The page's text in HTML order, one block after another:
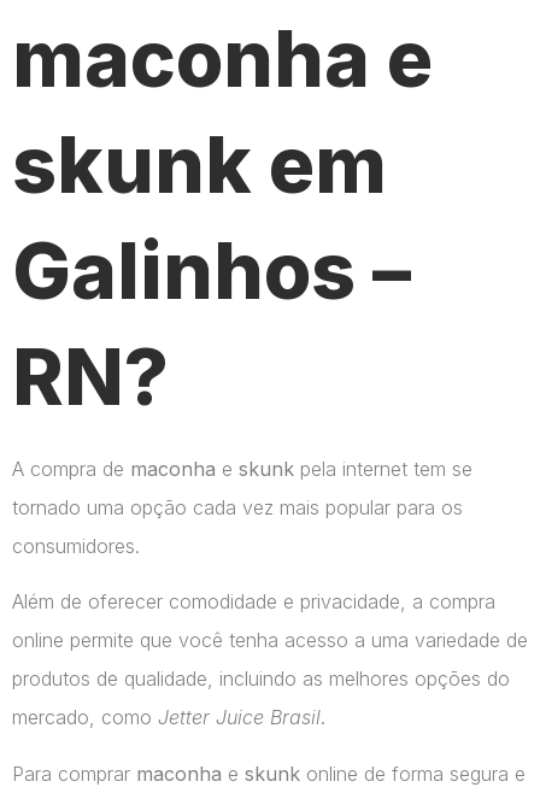
maconha e
skunk em
Galinhos –
RN?
A compra de maconha e skunk pela internet tem se
tornado uma opção cada vez mais popular para os
consumidores.
Além de oferecer comodidade e privacidade, a compra
online permite que você tenha acesso a uma variedade de
produtos de qualidade, incluindo as melhores opções do
mercado, como Jetter Juice Brasil.
Para comprar maconha e skunk online de forma segura e